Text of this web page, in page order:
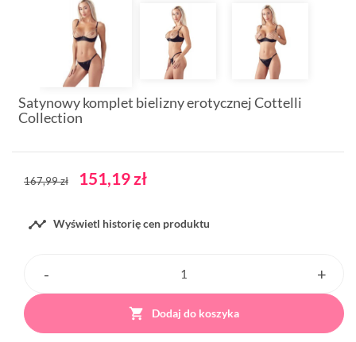
Satynowy komplet bielizny erotycznej Cottelli
Collection
167,99 zł 151,19 zł
 Wyświetl historię cen produktu
 Dodaj do koszyka